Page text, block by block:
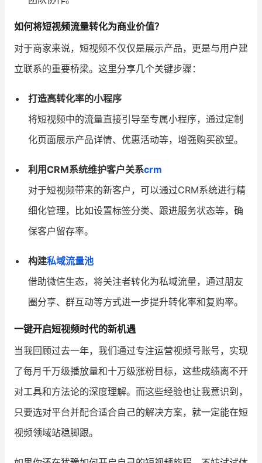
如何将短视频流量转化为商业价值？
对于商家来说，短视频不仅仅是展示产品，更是与用户建
立联系的重要桥梁。这里分享几个关键步骤：
打造高转化率的小程序
将短视频中的流量直接引导至专属小程序，通过定制
化页面展示产品详情、优惠活动等，增强购买欲望。
利用CRM系统维护客户关系crm
对于短视频带来的新客户，可以通过CRM系统进行精
细化管理，比如设置标签分类、跟进服务状态等，确
保客户留存率。
构建私域流量池
借助微信生态，将关注者转化为私域流量，通过朋友
圈分享、群互动等方式进一步提升转化率和复购率。
一键开启短视频时代的新机遇
当我回顾过去一年，我们通过专注运营视频号账号，实现
了每月千万级播放量和十万级涨粉目标，这些成绩离不开
对工具和方法论的深度理解。而这些经验也让我意识到，
只要选对平台并配合适合自己的解决方案，就一定能在短
视频领域站稳脚跟。